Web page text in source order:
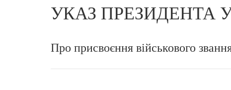
УКАЗ ПРЕЗИДЕНТА
Про присвоєння військового